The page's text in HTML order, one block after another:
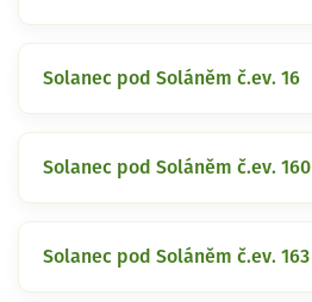
Solanec pod Soláněm č.ev. 16
Solanec pod Soláněm č.ev. 160
Solanec pod Soláněm č.ev. 163